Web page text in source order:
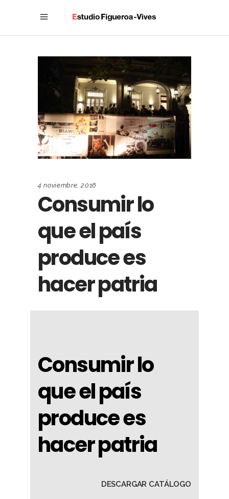
4 noviembre, 2016
Consumir lo
que el país
produce es
hacer patria
Consumir lo
que el país
produce es
hacer patria
DESCARGAR CATÁLOGO